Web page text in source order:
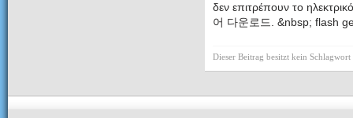
δεν επιτρέπουν το
어 다운로드. &nbsp; flash
Dieser Beitrag besitzt kein Schlagwort